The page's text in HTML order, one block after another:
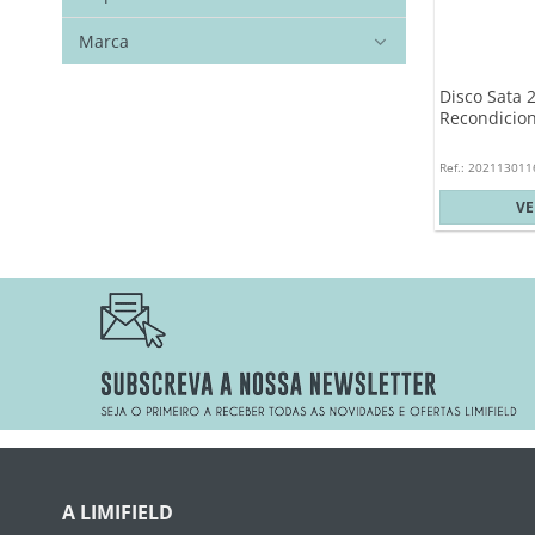
Marca
Disco Sata
Ref.:
A LIMIFIELD